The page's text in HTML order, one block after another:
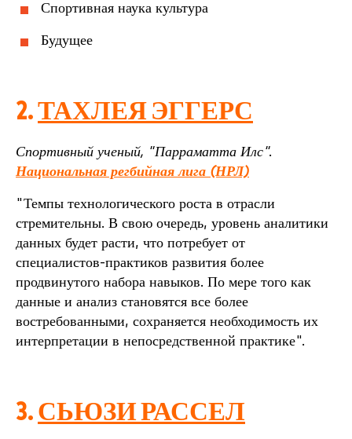
Спортивная наука культура
Будущее
2.ТАХЛЕЯ ЭГГЕРС
Спортивный ученый, "Парраматта Илс".
Национальная регбийная лига (НРЛ)
"Темпы технологического роста в отрасли
стремительны. В свою очередь, уровень аналитики
данных будет расти, что потребует от
специалистов-практиков развития более
продвинутого набора навыков. По мере того как
данные и анализ становятся все более
востребованными, сохраняется необходимость их
интерпретации в непосредственной практике".
3. СЬЮЗИ РАССЕЛ